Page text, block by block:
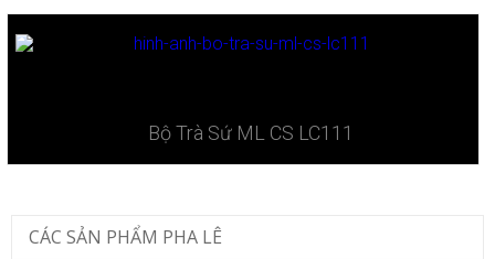
Bộ Trà Sứ ​ML CS LC111
CÁC SẢN PHẨM PHA LÊ